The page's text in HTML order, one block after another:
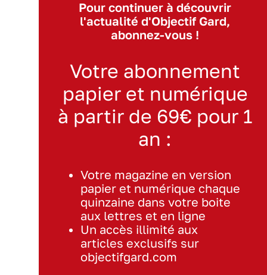
Pour continuer à découvrir
l'actualité d'Objectif Gard,
abonnez-vous !
Votre abonnement
papier et numérique
à partir de 69€ pour 1
an :
Votre magazine en version
papier et numérique chaque
quinzaine dans votre boite
aux lettres et en ligne
Un accès illimité aux
articles exclusifs sur
objectifgard.com